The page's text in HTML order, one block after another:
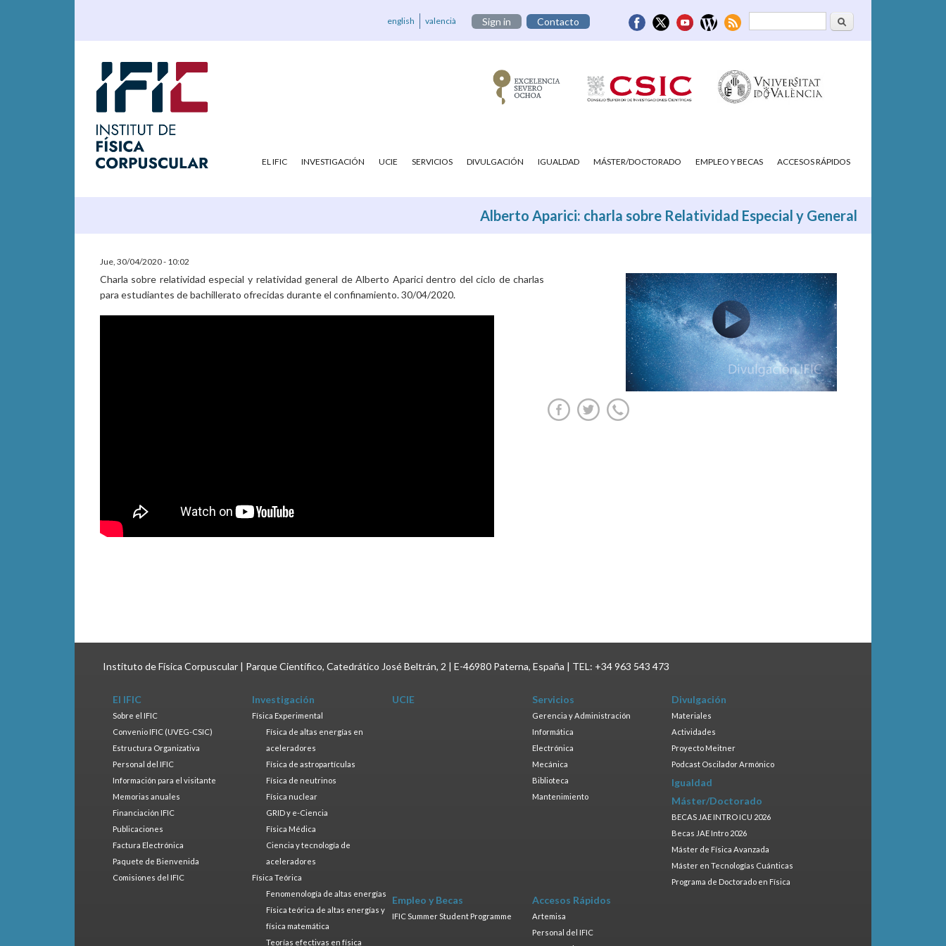
Formulario deBuscar
english valencià Sign in Contacto
EL IFIC INVESTIGACIÓN UCIE SERVICIOS DIVULGACIÓN IGUALDAD MÁSTER/DOCTORADO EMPLEO Y BECAS ACCESOS RÁPIDOS
Alberto Aparici: charla sobre Relatividad Especial y General
Jue, 30/04/2020 - 10:02
Charla sobre relatividad especial y relatividad general de Alberto Aparici dentro del ciclo de charlas
para estudiantes de bachillerato ofrecidas durante el confinamiento. 30/04/2020.
Instituto de Física Corpuscular | Parque Científico, Catedrático José Beltrán, 2 | E-46980 Paterna, España | TEL: +34 963 543 473
El IFIC
Sobre el IFIC
Convenio IFIC (UVEG-CSIC)
Estructura Organizativa
Personal del IFIC
Información para el visitante
Memorias anuales
Financiación IFIC
Publicaciones
Factura Electrónica
Paquete de Bienvenida
Comisiones del IFIC
Investigación
Física Experimental
Física de altas energías en
aceleradores
Física de astropartículas
Física de neutrinos
Física nuclear
GRID y e-Ciencia
Física Médica
Ciencia y tecnología de
aceleradores
Física Teórica
Fenomenología de altas energías
Física teórica de altas energías y
física matemática
Teorías efectivas en física
UCIE Servicios
Gerencia y Administración
Informática
Electrónica
Mecánica
Biblioteca
Mantenimiento
Divulgación
Materiales
Actividades
Proyecto Meitner
Podcast Oscilador Armónico
Igualdad
Máster/Doctorado
BECAS JAE INTRO ICU 2026
Becas JAE Intro 2026
Máster de Física Avanzada
Máster en Tecnologías Cuánticas
Programa de Doctorado en Física
Empleo y Becas
IFIC Summer Student Programme
Accesos Rápidos
Artemisa
Personal del IFIC